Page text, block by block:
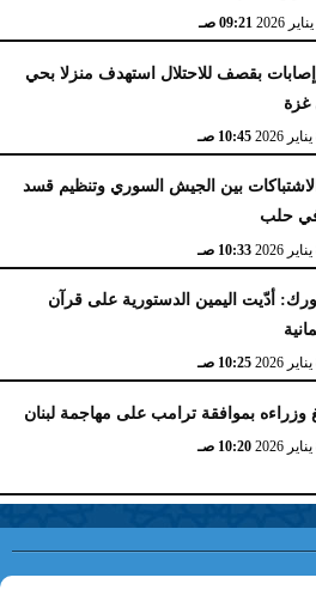
09:21 صـ
بقصف للاحتلال استهدف منزلا بحي
غزة
10:45 صـ
بين الجيش السوري وتنظيم قسد
في حلب
10:33 صـ
أدّيت اليمين الدستورية على قرآن
10:25 صـ
وزراءه بموافقة ترامب على مهاجمة لبنان
10:20 صـ